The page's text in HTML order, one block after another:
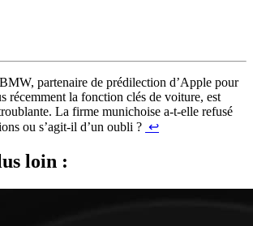
partenaire de prédilection d’Apple pour
récemment la fonction clés de voiture, est
La firme munichoise a-t-elle refusé
ou s’agit-il d’un oubli ? ↩︎
loin :